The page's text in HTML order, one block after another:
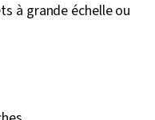
à grande échelle ou